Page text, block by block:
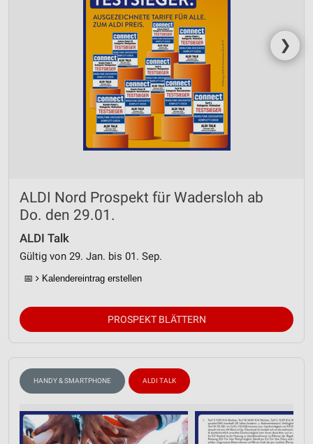
❯
ALDI Nord Prospekt für Wadersloh ab
Do. den 29.01.
ALDI Talk
Gültig von 29. Jan. bis 01. Sep.
📅 Kalendereintrag erstellen
PROSPEKT BLÄTTERN
HANDY & SMARTPHONE ALDI TALK